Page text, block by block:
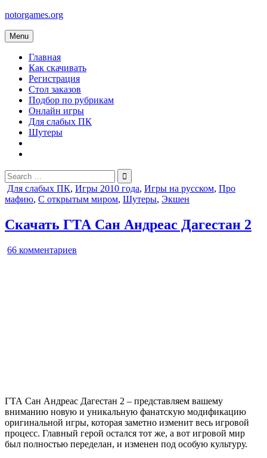
Skip
content
notorgames.org
Menu
Главная
Как скачивать
Регистрация
Стол заказов
Подбор по рубрикам
Онлайн игры
Для слабых ПК
Шутеры
Search
for:
Posted
in
Для слабых ПК, Игры 2010 года, Игры на русском, Про
мафию, С открытым миром, Шутеры, Экшен
Скачать ГТА Сан Андреас Дагестан 2
66 комментариев
ГТА Сан Андреас Дагестан 2 – представляем вашему
вниманию новую и уникальную фанатскую модификацию
оригинальной игры, которая заметно изменит весь игровой
процесс. Главный герой остался тот же, а вот игровой мир
был полностью переделан, и изменен под особую культуру.